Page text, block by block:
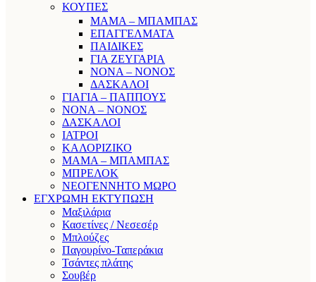
ΚΟΥΠΕΣ
ΜΑΜΑ – ΜΠΑΜΠΑΣ
ΕΠΑΓΓΕΛΜΑΤΑ
ΠΑΙΔΙΚΕΣ
ΓΙΑ ΖΕΥΓΑΡΙΑ
ΝΟΝΑ – ΝΟΝΟΣ
ΔΑΣΚΑΛΟΙ
ΓΙΑΓΙΑ – ΠΑΠΠΟΥΣ
ΝΟΝΑ – ΝΟΝΟΣ
ΔΑΣΚΑΛΟΙ
ΙΑΤΡΟΙ
ΚΑΛΟΡΙΖΙΚΟ
ΜΑΜΑ – ΜΠΑΜΠΑΣ
ΜΠΡΕΛΟΚ
ΝΕΟΓΕΝΝΗΤΟ ΜΩΡΟ
ΕΓΧΡΩΜΗ ΕΚΤΥΠΩΣΗ
Μαξιλάρια
Κασετίνες / Νεσεσέρ
Μπλούζες
Παγουρίνο-Ταπεράκια
Τσάντες πλάτης
Σουβέρ